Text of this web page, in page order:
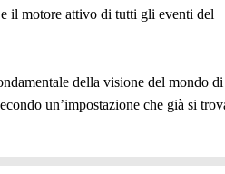
il motore attivo di tutti gli eventi del
della visione del mondo di
un’impostazione che già si